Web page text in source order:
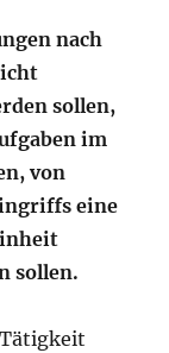
nach
sollen,
im
von
eine
sollen.